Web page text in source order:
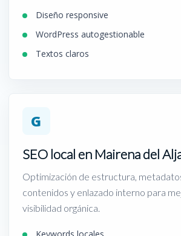
Diseño responsive
WordPress autogestionable
Textos claros
G
SEO local en Mairena del
Optimización de estructura,
contenidos y enlazado interno para
visibilidad orgánica.